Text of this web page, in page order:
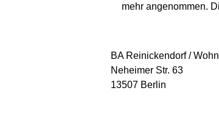
mehr angenommen.
BA Reinickendorf /
Neheimer Str. 63
13507 Berlin